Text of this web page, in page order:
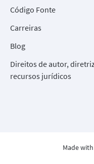
Código Fonte
Carreiras
Blog
Direitos de autor,
recursos jurídicos
Made